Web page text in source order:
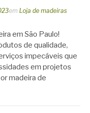
em Loja de madeiras
em São Paulo!
de qualidade,
impecáveis que
em projetos
madeira de